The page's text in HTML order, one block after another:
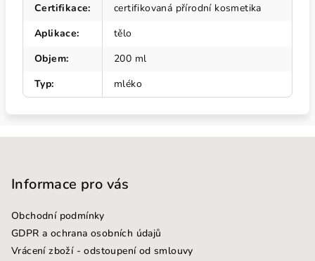
Certifikace:
certifikovaná přírodní kosmetika
Aplikace:
tělo
Objem:
200 ml
Typ: mléko
Informace pro vás
Obchodní podmínky
GDPR a ochrana osobních údajů
Vrácení zboží - odstoupení od smlouvy